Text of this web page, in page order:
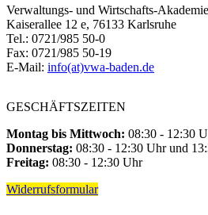
Verwaltungs- und Wirtschafts-
Kaiserallee 12 e, 76133 Karlsruhe
Tel.: 0721/985 50-0
Fax: 0721/985 50-19
E-Mail: info(at)vwa-baden.de
GESCHÄFTSZEITEN
Montag bis Mittwoch: 08:30 - 12:30
Donnerstag: 08:30 - 12:30 Uhr und
Freitag: 08:30 - 12:30 Uhr
Widerrufsformular